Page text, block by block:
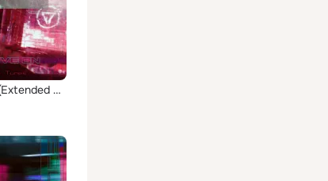
We Move On (Extended Mix)